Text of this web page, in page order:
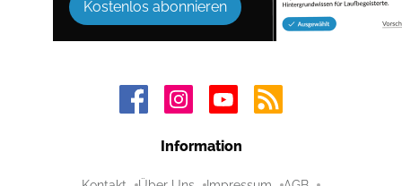
Kostenlos abonnieren
Information